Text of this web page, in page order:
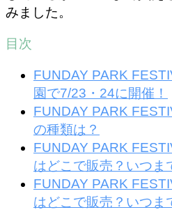
みました。
目次
FUNDAY PARK
園で7/23・24に開催！
FUNDAY PARK
の種類は？
FUNDAY PARK
はどこで販売？いつま
FUNDAY PARK
はどこで販売？いつま